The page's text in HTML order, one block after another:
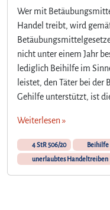
Wer mit
Handel treibt, wird
nicht unter einem Jahr
lediglich Beihilfe im
leistet, den Täter bei der
Gehilfe unterstützt, ist
Weiterlesen »
4 StR 506/20 Beihilfe
unerlaubtes Handeltreiben